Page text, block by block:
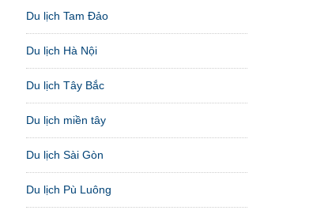
Du lịch Tam Đảo
Du lịch Hà Nội
Du lịch Tây Bắc
Du lịch miền tây
Du lịch Sài Gòn
Du lịch Pù Luông